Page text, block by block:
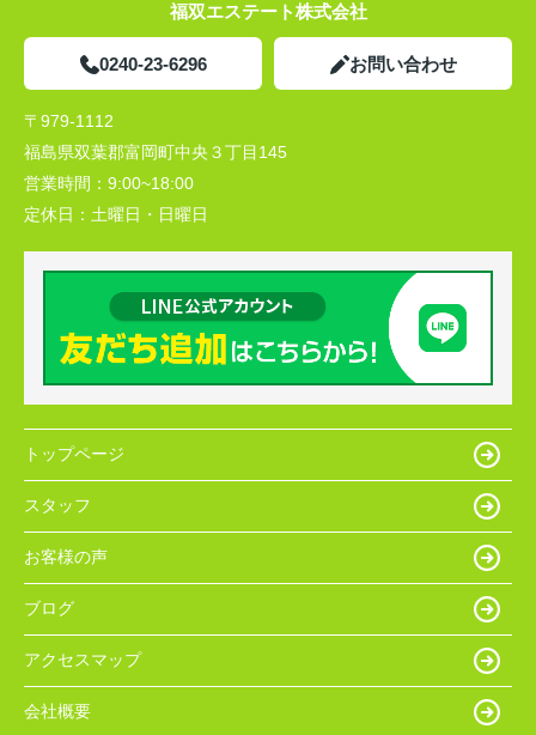
福双エステート株式会社
0240-23-6296 お問い合わせ
〒979-1112
福島県双葉郡富岡町中央３丁目145
営業時間： 9:00~18:00
定休日： 土曜日・日曜日
トップページ
スタッフ
お客様の声
ブログ
アクセスマップ
会社概要